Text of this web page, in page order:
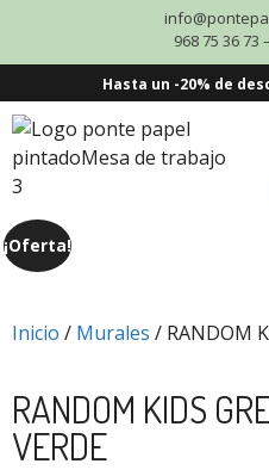
968 75 36 73
Hasta un -20% de
¡Oferta!
Inicio / Murales / RANDOM
RANDOM KIDS
VERDE